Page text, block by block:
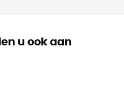
u ook aan